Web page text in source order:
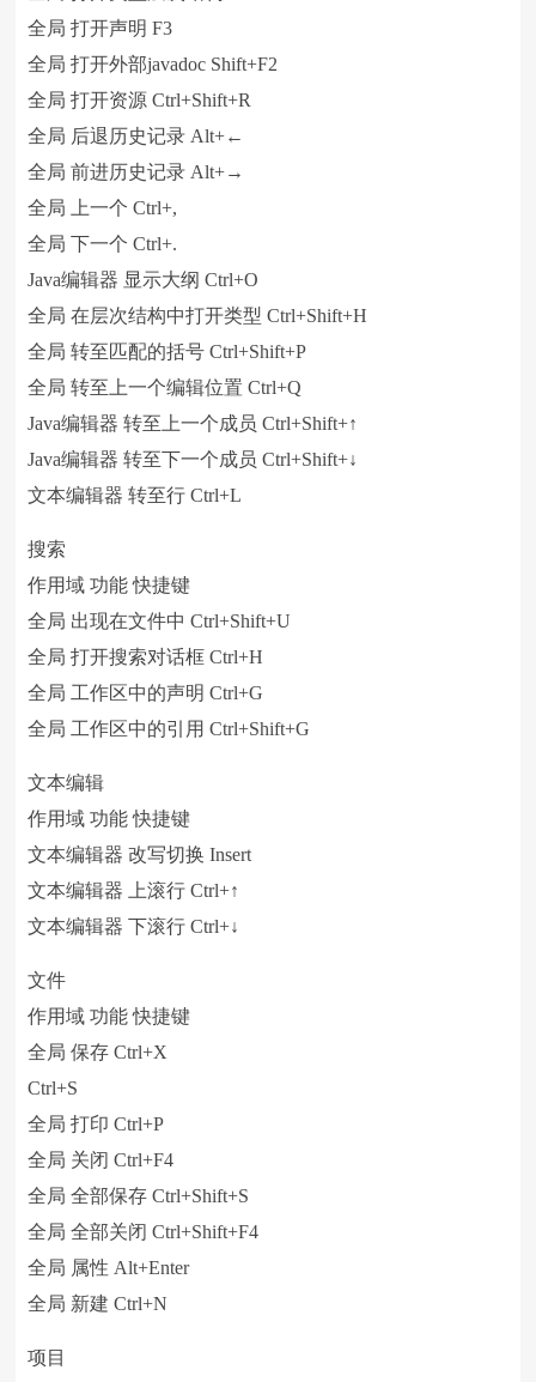
全局 打开声明 F3
全局 打开外部javadoc Shift+F2
全局 打开资源 Ctrl+Shift+R
全局 后退历史记录 Alt+←
全局 前进历史记录 Alt+→
全局 上一个 Ctrl+,
全局 下一个 Ctrl+.
Java编辑器 显示大纲 Ctrl+O
全局 在层次结构中打开类型 Ctrl+Shift+H
全局 转至匹配的括号 Ctrl+Shift+P
全局 转至上一个编辑位置 Ctrl+Q
Java编辑器 转至上一个成员 Ctrl+Shift+↑
Java编辑器 转至下一个成员 Ctrl+Shift+↓
文本编辑器 转至行 Ctrl+L
搜索
作用域 功能 快捷键
全局 出现在文件中 Ctrl+Shift+U
全局 打开搜索对话框 Ctrl+H
全局 工作区中的声明 Ctrl+G
全局 工作区中的引用 Ctrl+Shift+G
文本编辑
作用域 功能 快捷键
文本编辑器 改写切换 Insert
文本编辑器 上滚行 Ctrl+↑
文本编辑器 下滚行 Ctrl+↓
文件
作用域 功能 快捷键
全局 保存 Ctrl+X
Ctrl+S
全局 打印 Ctrl+P
全局 关闭 Ctrl+F4
全局 全部保存 Ctrl+Shift+S
全局 全部关闭 Ctrl+Shift+F4
全局 属性 Alt+Enter
全局 新建 Ctrl+N
项目